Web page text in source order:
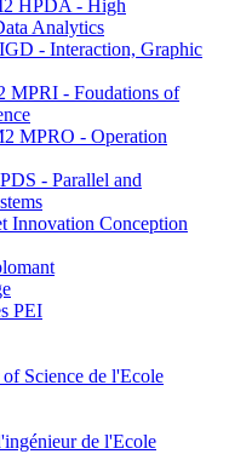
HPDA - High
Analytics
- Interaction, Graphic
MPRI - Foudations of
MPRO - Operation
- Parallel and
Innovation Conception
PEI
Science de l'Ecole
de l'Ecole